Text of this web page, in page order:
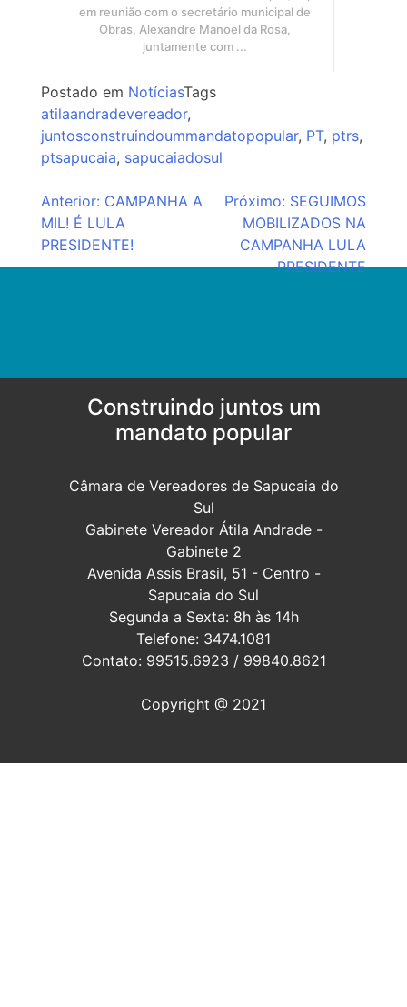
em reunião com o secretário municipal de
Obras, Alexandre Manoel da Rosa,
juntamente com ...
Postado em NotíciasTags
atilaandradevereador,
juntosconstruindoummandatopopular, PT, ptrs,
ptsapucaia, sapucaiadosul
Navegação
de
Post
Anterior: CAMPANHA A
MIL! É LULA
PRESIDENTE!
Próximo: SEGUIMOS
MOBILIZADOS NA
CAMPANHA LULA
PRESIDENTE
Construindo juntos um
mandato popular
Câmara de Vereadores de Sapucaia do
Sul
Gabinete Vereador Átila Andrade -
Gabinete 2
Avenida Assis Brasil, 51 - Centro -
Sapucaia do Sul
Segunda a Sexta: 8h às 14h
Telefone: 3474.1081
Contato: 99515.6923 / 99840.8621
Copyright @ 2021